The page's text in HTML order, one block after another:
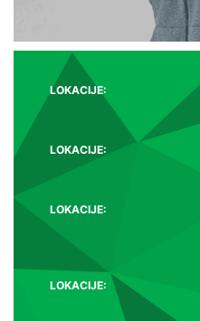
LOKACIJE:
LOKACIJE:
LOKACIJE:
LOKACIJE: